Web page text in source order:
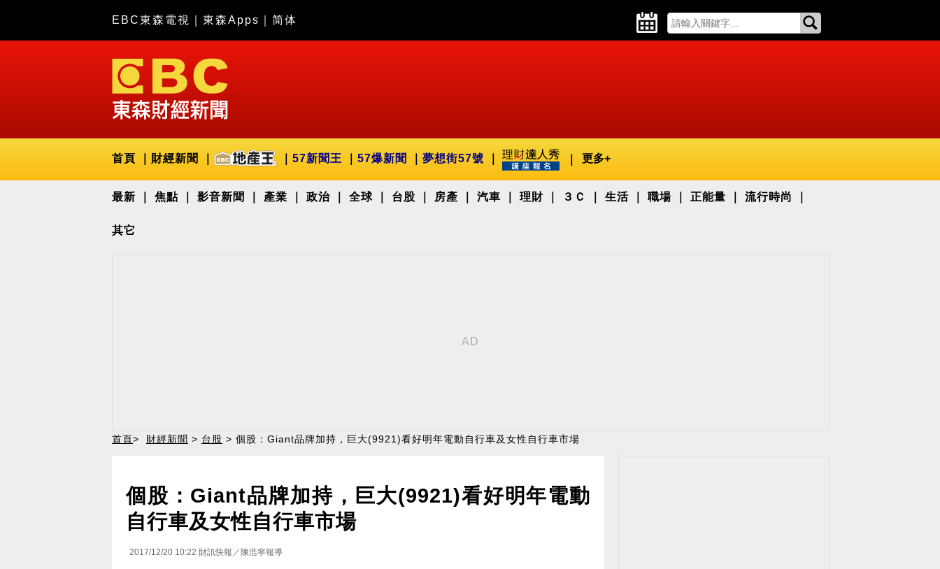
EBC東森電視 東森Apps 简体
首頁 財經新聞 57新聞王 57爆新聞 夢想街57號 更多+
最新 焦點 影音新聞 產業 政治 全球 台股 房產 汽車 理財 ３Ｃ 生活 職場 正能量 流行時尚
其它
首頁> 財經新聞 > 台股 > 個股：Giant品牌加持，巨大(9921)看好明年電動自行車及女性自行車市場
個股：Giant品牌加持，巨大(9921)看好明年電動
自行車及女性自行車市場
2017/12/20 10:22 財訊快報／陳浩寧報導